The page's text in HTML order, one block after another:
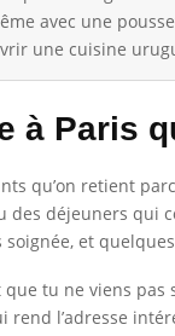
avec une
une cuisine
à Paris
qu’on retient
des déjeuners
et
tu ne viens
rend l’adresse